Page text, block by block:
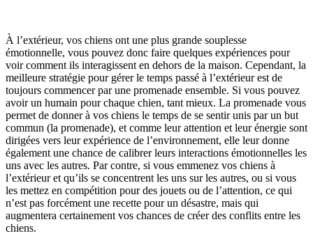
À l’extérieur, vos chiens ont une plus grande souplesse
émotionnelle, vous pouvez donc faire quelques expériences pour
voir comment ils interagissent en dehors de la maison. Cependant, la
meilleure stratégie pour gérer le temps passé à l’extérieur est de
toujours commencer par une promenade ensemble. Si vous pouvez
avoir un humain pour chaque chien, tant mieux. La promenade vous
permet de donner à vos chiens le temps de se sentir unis par un but
commun (la promenade), et comme leur attention et leur énergie sont
dirigées vers leur expérience de l’environnement, elle leur donne
également une chance de calibrer leurs interactions émotionnelles les
uns avec les autres. Par contre, si vous emmenez vos chiens à
l’extérieur et qu’ils se concentrent les uns sur les autres, ou si vous
les mettez en compétition pour des jouets ou de l’attention, ce qui
n’est pas forcément une recette pour un désastre, mais qui
augmentera certainement vos chances de créer des conflits entre les
chiens.